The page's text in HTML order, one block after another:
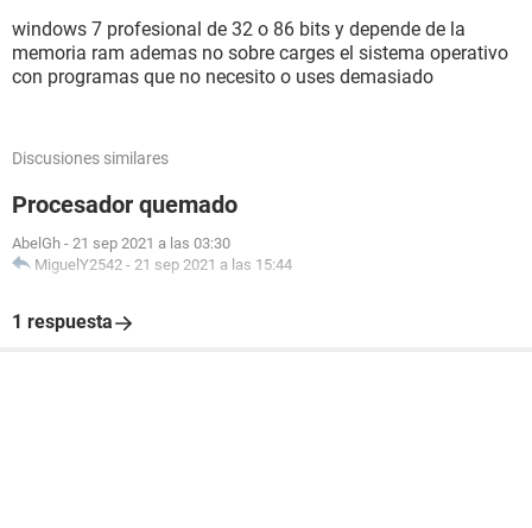
windows 7 profesional de 32 o 86 bits y depende de la
memoria ram ademas no sobre carges el sistema operativo
con programas que no necesito o uses demasiado
Discusiones similares
Procesador quemado
AbelGh - 21 sep 2021 a las 03:30
MiguelY2542 - 21 sep 2021 a las 15:44
1 respuesta